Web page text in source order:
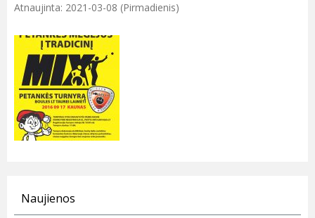
Atnaujinta: 2021-03-08 (Pirmadienis)
Naujienos